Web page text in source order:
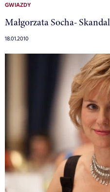
GWIAZDY
Małgorzata Socha-
18.01.2010